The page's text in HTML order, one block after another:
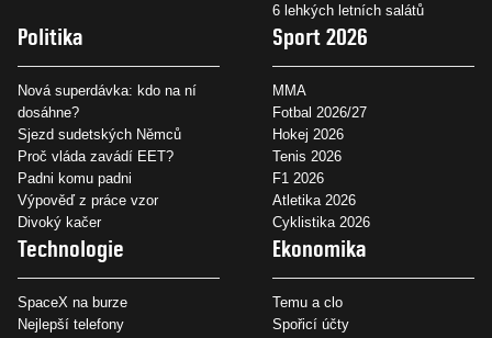
6 lehkých letních salátů
Politika
Nová superdávka: kdo na ní
dosáhne?
Sjezd sudetských Němců
Proč vláda zavádí EET?
Padni komu padni
Výpověď z práce vzor
Divoký kačer
Sport 2026
MMA
Fotbal 2026/27
Hokej 2026
Tenis 2026
F1 2026
Atletika 2026
Cyklistika 2026
Technologie
SpaceX na burze
Nejlepší telefony
Ekonomika
Temu a clo
Spořicí účty